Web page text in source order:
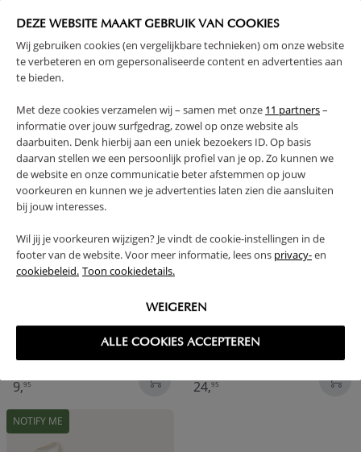
DEZE WEBSITE MAAKT GEBRUIK VAN COOKIES
Wij gebruiken cookies (en vergelijkbare technieken) om onze website
te verbeteren en om gepersonaliseerde content en advertenties aan
te bieden.
Met deze cookies verzamelen wij – samen met onze 11 partners–
informatie over jouw surfgedrag, zowel op onze website als
daarbuiten. Denk hierbij aan een uniek bezoekers ID. Op basis
daarvan stellen we een persoonlijk profiel van je op. Zo kunnen we
de website en onze communicatie beter afstemmen op jouw
voorkeuren en kunnen we je advertenties laten zien die aansluiten
bij jouw interesses.
Wil jij je voorkeuren wijzigen? Je vindt de cookie-instellingen in de
footer van de website. Voor meer informatie, lees ons privacy-en
cookiebeleid. Toon cookiedetails.
WEIGEREN
ALLE COOKIES ACCEPTEREN
WIT EN NATUREL
19,95
MAAN
24,95
STOFFEN VLAGGENLIJN «LEO» |
185 CM | MEERKLEURIG
9,95
DIERENKOP KINDERKAMER
24,95
NOTIFY ME